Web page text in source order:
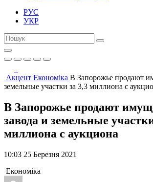
РУС
УКР
Акцент Економіка В Запорожье продают
земельные участки за 3,3 миллиона с
В Запорожье продают
завода и земельные
миллиона с аукциона
10:03 25 Березня 2021
Економіка